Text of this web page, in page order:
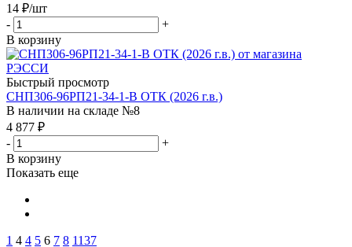
14 ₽/шт
-
+
В корзину
Быстрый просмотр
СНП306-96РП21-34-1-В ОТК (2026 г.в.)
В наличии на складе №8
4 877 ₽
-
+
В корзину
Показать еще
1 4 4 5 6 7 8 1137